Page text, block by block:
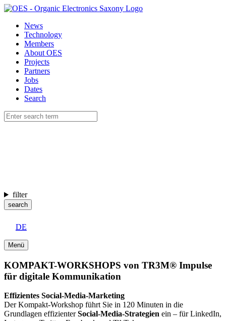
News
Technology
Members
About OES
Projects
Partners
Jobs
Dates
Search
filter
search
DE
Menü
KOMPAKT-WORKSHOPS von TR3M® Impulse
für digitale Kommunikation
Effizientes Social-Media-Marketing
Der Kompakt-Workshop führt Sie in 120 Minuten in die
Grundlagen effizienterSocial-Media-Strategien ein – für LinkedIn,